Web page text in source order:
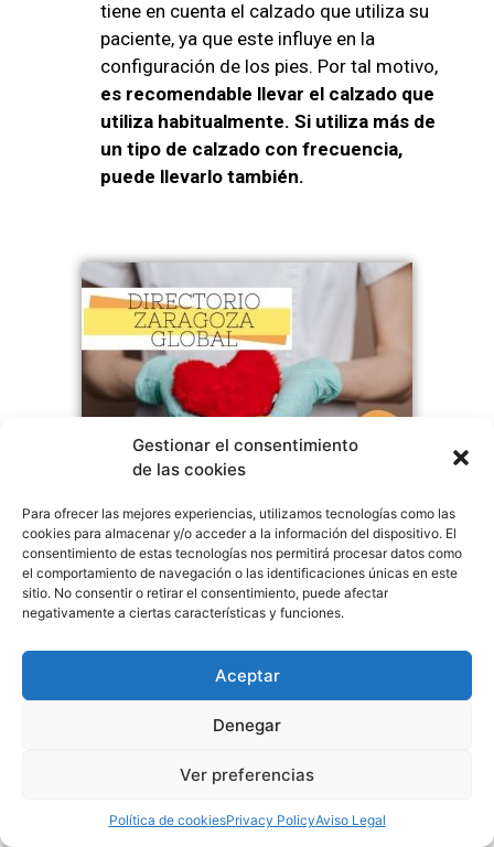
Gestionar el consentimiento
de las cookies
Para ofrecer las mejores experiencias, utilizamos tecnologías como las
cookies para almacenar y/o acceder a la información del dispositivo. El
consentimiento de estas tecnologías nos permitirá procesar datos como
el comportamiento de navegación o las identificaciones únicas en este
sitio. No consentir o retirar el consentimiento, puede afectar
negativamente a ciertas características y funciones.
Aceptar
Denegar
Ver preferencias
Política de cookiesPrivacy PolicyAviso Legal
tiene en cuenta el calzado que utiliza su
paciente, ya que este influye en la
configuración de los pies. Por tal motivo,
es recomendable llevar el calzado que
utiliza habitualmente. Si utiliza más de
un tipo de calzado con frecuencia,
puede llevarlo también.
Centros de Rehabilitación
Clínicas Capilares
Clínicas Estéticas
Tiendas de Ortopedia
Cirujanos Plásticos